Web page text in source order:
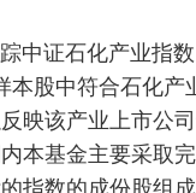
中证石化产业指
本股中符合石化产
映该产业上市公
本基金主要采取完
指数的成份股组